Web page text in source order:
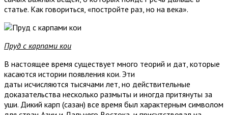
статье. Как говориться, «постройте раз, но на века».
Пруд с карпами кои
В настоящее время существует много теорий и дат, которые
касаются истории появления кои. Эти
даты исчисляются тысячами лет, но действительные
доказательства несколько размыты и иногда притянуты за
уши. Дикий карп (сазан) все время был характерным символом